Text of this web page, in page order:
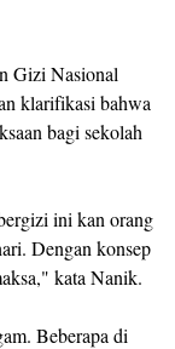
Gizi Nasional
klarifikasi bahwa
bagi sekolah
ini kan orang
Dengan konsep
kata Nanik.
Beberapa di